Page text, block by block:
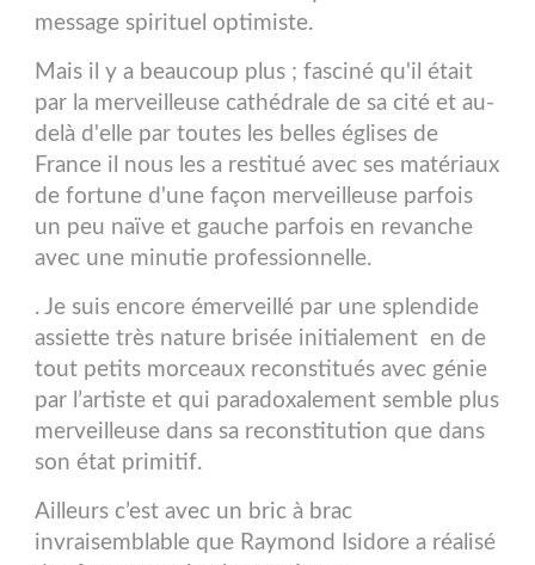
message spirituel optimiste.
Mais il y a beaucoup plus ; fasciné qu'il était
par la merveilleuse cathédrale de sa cité et au-
delà d'elle par toutes les belles églises de
France il nous les a restitué avec ses matériaux
de fortune d'une façon merveilleuse parfois
un peu naïve et gauche parfois en revanche
avec une minutie professionnelle.
. Je suis encore émerveillé par une splendide
assiette très nature brisée initialement en de
tout petits morceaux reconstitués avec génie
par l’artiste et qui paradoxalement semble plus
merveilleuse dans sa reconstitution que dans
son état primitif.
Ailleurs c’est avec un bric à brac
invraisemblable que Raymond Isidore a réalisé